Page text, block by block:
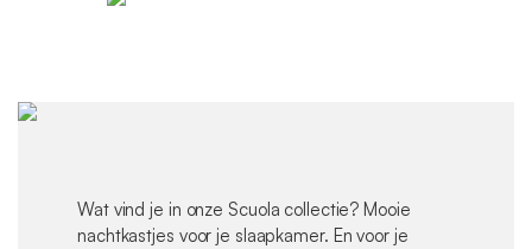
Wat vind je in onze Scuola collectie? Mooie
nachtkastjes voor je slaapkamer. En voor je